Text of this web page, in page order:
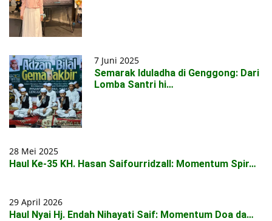
7 Juni 2025
Semarak Iduladha di Genggong: Dari
Lomba Santri hi…
28 Mei 2025
Haul Ke-35 KH. Hasan Saifourridzall: Momentum Spir…
29 April 2026
Haul Nyai Hj. Endah Nihayati Saif: Momentum Doa da…